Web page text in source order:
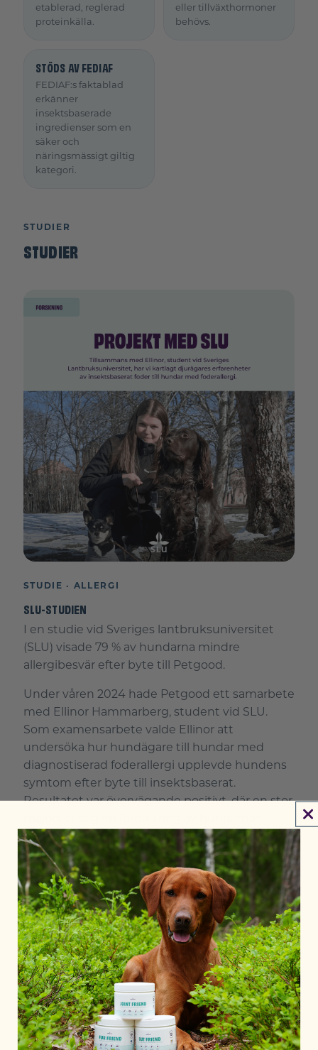
etablerad, reglerad
proteinkälla.
eller tillväxthormoner
behövs.
STÖDS AV FEDIAF
FEDIAF:s faktablad
erkänner
insektsbaserade
ingredienser som en
säker och
näringsmässigt giltig
kategori.
STUDIER
STUDIER
STUDIE · ALLERGI
SLU-STUDIEN
I en studie vid Sveriges lantbruksuniversitet
(SLU) visade 79 % av hundarna mindre
allergibesvär efter byte till Petgood.
Under våren 2024 hade Petgood ett samarbete
med Ellinor Hammarberg, student vid SLU.
Som examensarbete valde Ellinor att
undersöka hur hundägare till hundar med
diagnostiserad foderallergi upplevde hundens
symtom efter byte till insektsbaserat.
Resultatet var övervägande positivt, där en stor
symtom.
Resultaten hos hundar med enbart foderallergi
visade att79 % av djurägarna rapporterade
förbättring av samtliga symtom
(klåda/hudirritation/röda tassar, öroninfektioner,
pälsproblem och mag-tarmsymtom) efter byte
till insektsbaserat.
Läs mer
STUDIE · KATT